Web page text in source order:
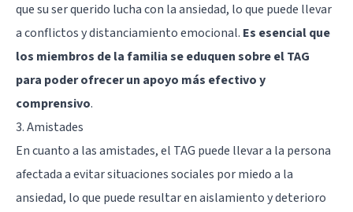
que su ser querido lucha con la ansiedad, lo que puede llevar
a conflictos y distanciamiento emocional. Es esencial que
los miembros de la familia se eduquen sobre el TAG
para poder ofrecer un apoyo más efectivo y
comprensivo.
3. Amistades
En cuanto a las amistades, el TAG puede llevar a la persona
afectada a evitar situaciones sociales por miedo a la
ansiedad, lo que puede resultar en aislamiento y deterioro